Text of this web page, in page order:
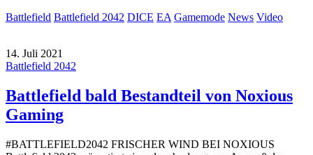
Battlefield Battlefield 2042 DICE EA Gamemode News Video
14. Juli 2021
Battlefield 2042
Battlefield bald Bestandteil von Noxious
Gaming
#BATTLEFIELD2042 FRISCHER WIND BEI NOXIOUS